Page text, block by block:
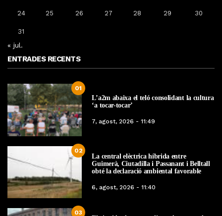
24 25 26 27 28 29 30
31
« jul.
ENTRADES RECENTS
01
L’a2m abaixa el teló consolidant la cultura
‘a tocar-tocar’
7, agost, 2026 - 11:49
02
La central elèctrica híbrida entre
Guimerà, Ciutadilla i Passanant i Belltall
obté la declaració ambiental favorable
6, agost, 2026 - 11:40
03